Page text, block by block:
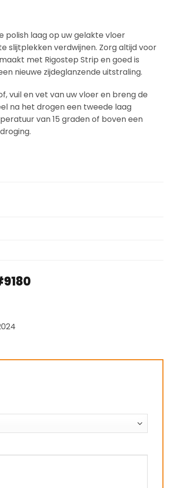
polish laag op uw gelakte vloer
slijtplekken verdwijnen. Zorg altijd voor
met Rigostep Strip en goed is
nieuwe zijdeglanzende uitstraling.
vuil en vet van uw vloer en breng de
na het drogen een tweede laag
van 15 graden of boven een